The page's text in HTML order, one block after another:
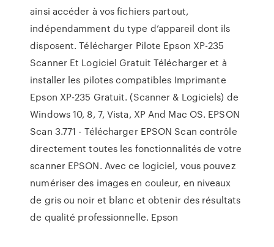
ainsi accéder à vos fichiers partout,
indépendamment du type d’appareil dont ils
disposent. Télécharger Pilote Epson XP-235
Scanner Et Logiciel Gratuit Télécharger et à
installer les pilotes compatibles Imprimante
Epson XP-235 Gratuit. (Scanner & Logiciels) de
Windows 10, 8, 7, Vista, XP And Mac OS. EPSON
Scan 3.771 - Télécharger EPSON Scan contrôle
directement toutes les fonctionnalités de votre
scanner EPSON. Avec ce logiciel, vous pouvez
numériser des images en couleur, en niveaux
de gris ou noir et blanc et obtenir des résultats
de qualité professionnelle. Epson